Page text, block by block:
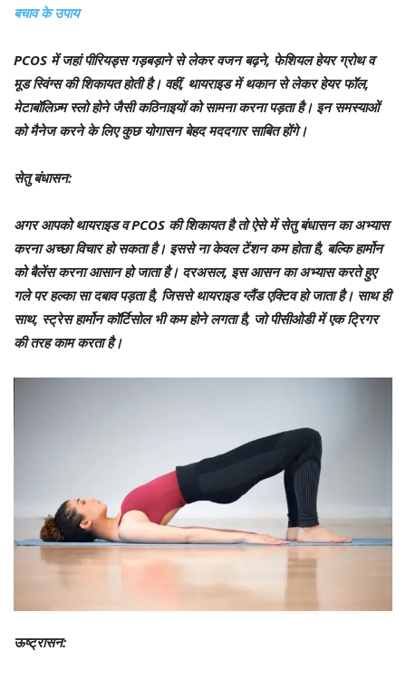
बचाव के उपाय
PCOS में जहां पीरियड्स गड़बड़ाने से लेकर वजन बढ़ने, फेशियल हेयर ग्रोथ व
मूड स्विंग्स की शिकायत होती है। वहीं, थायराइड में थकान से लेकर हेयर फॉल,
मेटाबॉलिज़्म स्लो होने जैसी कठिनाइयों को सामना करना पड़ता है। इन समस्याओं
को मैनेज करने के लिए कुछ योगासन बेहद मददगार साबित होंगे।
सेतु बंधासन:
अगर आपको थायराइड व PCOS की शिकायत है तो ऐसे में सेतु बंधासन का अभ्यास
करना अच्छा विचार हो सकता है। इससे ना केवल टेंशन कम होता है, बल्कि हार्मोन
को बैलेंस करना आसान हो जाता है। दरअसल, इस आसन का अभ्यास करते हुए
गले पर हल्का सा दबाव पड़ता है, जिससे थायराइड ग्लैंड एक्टिव हो जाता है। साथ ही
साथ, स्ट्रेस हार्मोन कॉर्टिसोल भी कम होने लगता है, जो पीसीओडी में एक ट्रिगर
की तरह काम करता है।
ऊष्ट्रासन: